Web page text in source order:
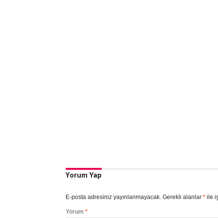
Yorum Yap
E-posta adresiniz yayınlanmayacak. Gerekli alanlar *ile
Yorum *